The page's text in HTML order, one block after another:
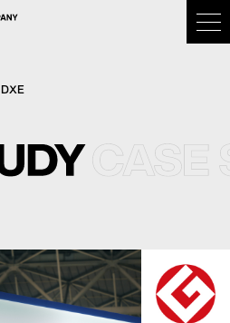
BRANDING COMPANY F-inc.
DXE